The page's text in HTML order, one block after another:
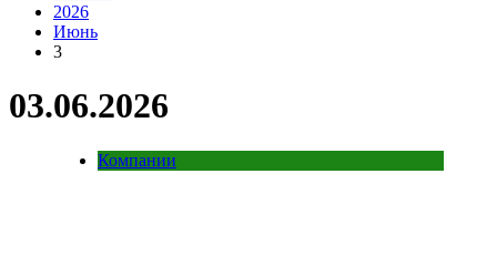
2026
Июнь
3
03.06.2026
Компании